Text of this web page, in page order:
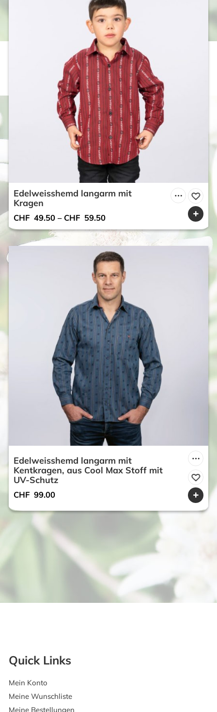
Edelweisshemd langarm mit
Kragen
CHF 49.50 – CHF 59.50
Edelweisshemd langarm mit
Kentkragen, aus Cool Max Stoff mit
UV-Schutz
CHF 99.00
Quick Links
Mein Konto
Meine Wunschliste
Meine Bestellungen